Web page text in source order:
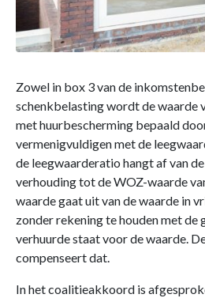
Zowel in box 3 van de
schenkbelasting wordt de waarde
met huurbescherming bepaald
vermenigvuldigen met de
de leegwaarderatio hangt af van
verhouding tot de WOZ-waarde
waarde gaat uit van de waarde in
zonder rekening te houden met de
verhuurde staat voor de waarde.
compenseert dat.
In het coalitieakkoord is